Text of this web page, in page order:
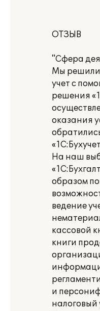
ОТЗЫВ
"Сфера
Мы решили
учет с
решения
оказания
На наш
образом
ведение
кассовой
книги
и
налоговый